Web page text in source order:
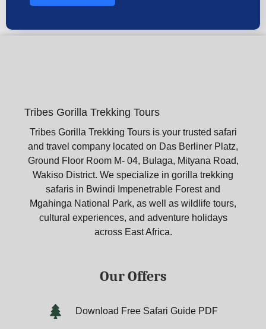
Tribes Gorilla Trekking Tours
Tribes Gorilla Trekking Tours is your trusted safari
and travel company located on Das Berliner Platz,
Ground Floor Room M- 04, Bulaga, Mityana Road,
Wakiso District. We specialize in gorilla trekking
safaris in Bwindi Impenetrable Forest and
Mgahinga National Park, as well as wildlife tours,
cultural experiences, and adventure holidays
across East Africa.
Our Offers
Download Free Safari Guide PDF